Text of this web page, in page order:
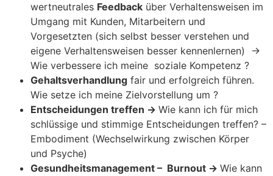
wertneutrales Feedback über Verhaltensweisen im
Umgang mit Kunden, Mitarbeitern und
Vorgesetzten (sich selbst besser verstehen und
eigene Verhaltensweisen besser kennenlernen) ->
Wie verbessere ich meine soziale Kompetenz ?
Gehaltsverhandlung fair und erfolgreich führen.
Wie setze ich meine Zielvorstellung um ?
Entscheidungen treffen -> Wie kann ich für mich
schlüssige und stimmige Entscheidungen treffen? –
Embodiment (Wechselwirkung zwischen Körper
und Psyche)
Gesundheitsmanagement – Burnout -> Wie kann